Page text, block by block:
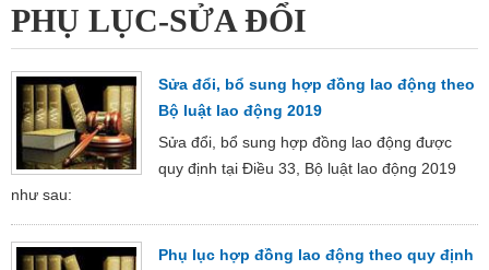
PHỤ LỤC-SỬA ĐỔI
Sửa đổi, bổ sung hợp đồng lao động theo
Bộ luật lao động 2019
Sửa đổi, bổ sung hợp đồng lao động được
quy định tại Điều 33, Bộ luật lao động 2019
như sau:
Phụ lục hợp đồng lao động theo quy định